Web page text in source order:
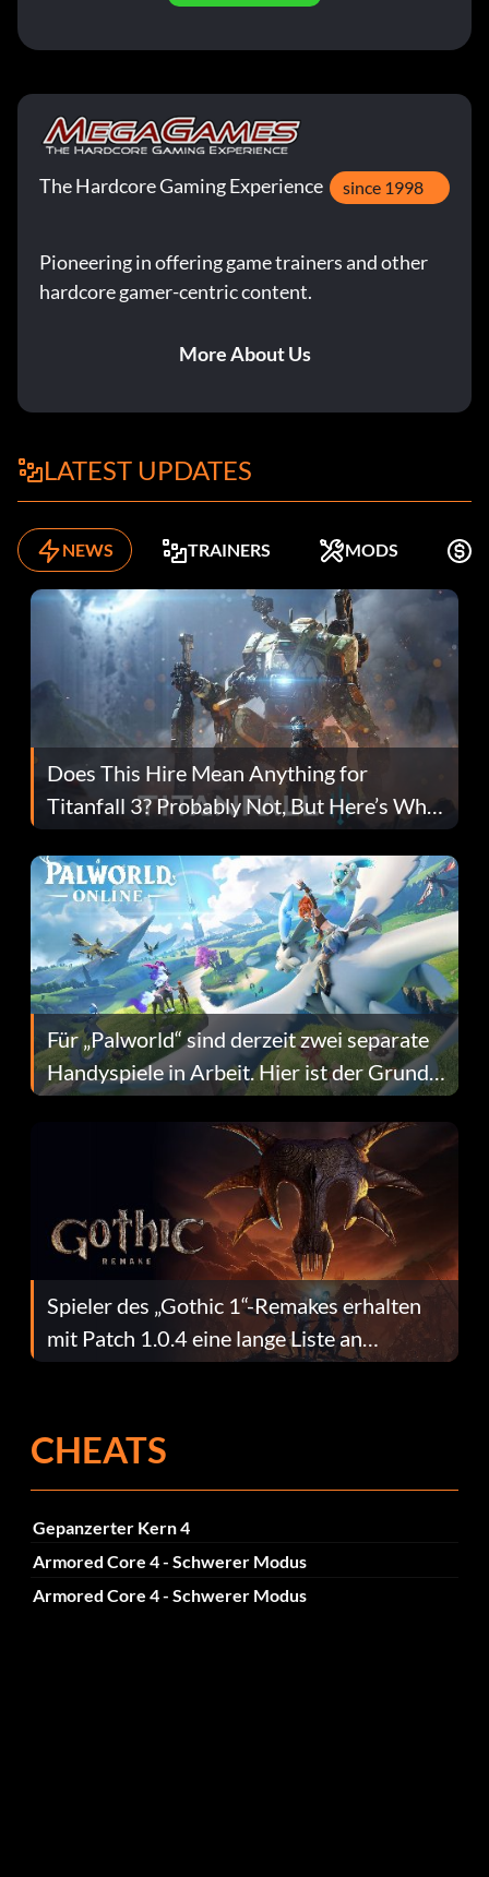
The Hardcore Gaming Experience since 1998
Pioneering in offering game trainers and other
hardcore gamer-centric content.
More About Us
LATEST UPDATES
NEWS TRAINERS MODS
Does This Hire Mean Anything for
Titanfall 3? Probably Not, But Here’s Why
Fans Are Hopeful
Für „Palworld“ sind derzeit zwei separate
Handyspiele in Arbeit. Hier ist der Grund
dafür.
Spieler des „Gothic 1“-Remakes erhalten
mit Patch 1.0.4 eine lange Liste an
Fehlerbehebungen
CHEATS
Gepanzerter Kern 4
Armored Core 4 - Schwerer Modus
Armored Core 4 - Schwerer Modus